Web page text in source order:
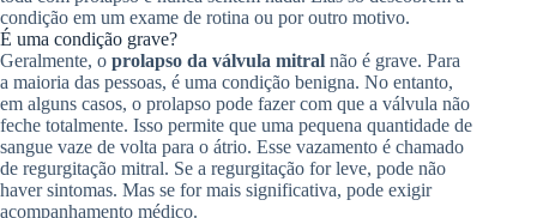
condição em um exame de rotina ou por outro motivo.
É uma condição grave?
Geralmente, o prolapso da válvula mitral não é grave. Para
a maioria das pessoas, é uma condição benigna. No entanto,
em alguns casos, o prolapso pode fazer com que a válvula não
feche totalmente. Isso permite que uma pequena quantidade de
sangue vaze de volta para o átrio. Esse vazamento é chamado
de regurgitação mitral. Se a regurgitação for leve, pode não
haver sintomas. Mas se for mais significativa, pode exigir
acompanhamento médico.